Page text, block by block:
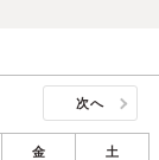
次へ
金 土